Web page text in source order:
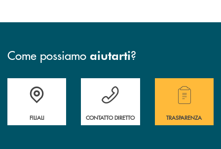
Come possiamo aiutarti?
Trova la filiale più vicina a te
FILIALI
Hai bisogno di assistenza immediata?
CONTATTO DIRETTO
Hai bisogno di
TRASPARENZA